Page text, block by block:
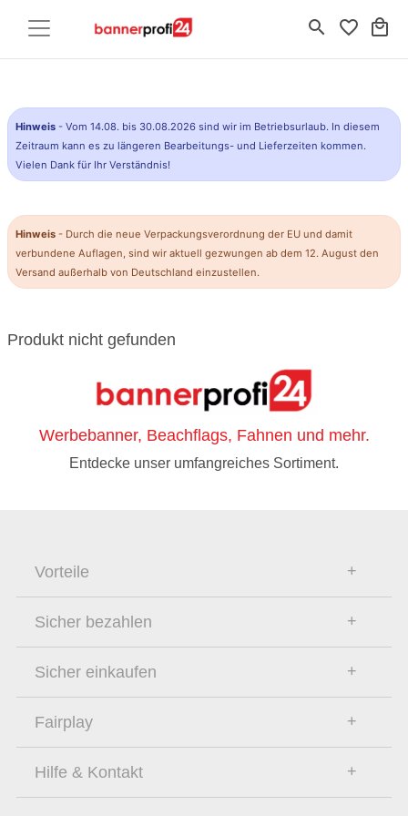
search favorite_border local_mall
Hinweis - Vom 14.08. bis 30.08.2026 sind wir im Betriebsurlaub. In diesem
Zeitraum kann es zu längeren Bearbeitungs- und Lieferzeiten kommen.
Vielen Dank für Ihr Verständnis!
Hinweis - Durch die neue Verpackungsverordnung der EU und damit
verbundene Auflagen, sind wir aktuell gezwungen ab dem 12. August den
Versand außerhalb von Deutschland einzustellen.
Produkt nicht gefunden
Werbebanner, Beachflags, Fahnen und mehr.
Entdecke unser umfangreiches Sortiment.
Vorteile
Sicher bezahlen
Sicher einkaufen
Fairplay
Hilfe & Kontakt